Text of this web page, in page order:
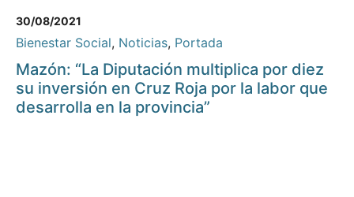
30/08/2021
Bienestar Social, Noticias, Portada
Mazón: “La Diputación multiplica por diez
su inversión en Cruz Roja por la labor que
desarrolla en la provincia”